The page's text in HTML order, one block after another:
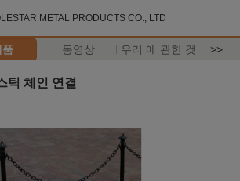
METAL PRODUCTS CO., LTD
품 동영상 우리 에 관한 것 >>
틱 체인 연결